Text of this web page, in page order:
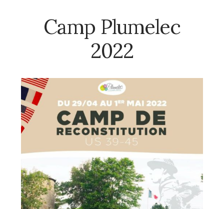
Camp Plumelec
2022